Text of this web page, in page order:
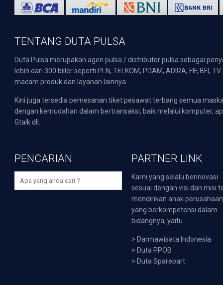
TENTANG DUTA PULSA
Duta Pulsa merupakan agen pulsa / distributor pulsa sebagai
lebih dari 300 biller seperti PLN, TELKOM, PDAM, ADIRA, FIF,
macam produk dan layanan lainnya.
Kini juga tersedia pemesanan tiket pesawat terbang semua
dengan kemudahan dalam bertransaksi, baik melalui komputer,
Gtalk dll.
PENCARIAN PARTNER LINK
Kami yang selalu berinovasi
sesuai dengan visi dan misi
mendirikan anak perusahaan
yang berkompetensi dalam
bidangnya, yaitu :
> Darmawisata Indonesia
> Duta PPOB
> Duta Sparepart